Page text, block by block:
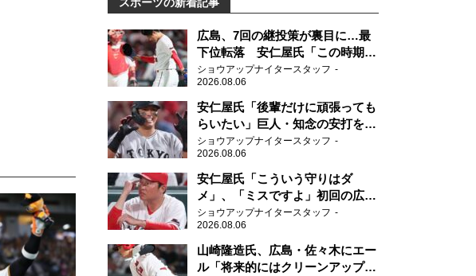
広島、7回の継投策が裏目に…最
下位転落 安仁屋氏「この時期に
来て勉強はない」
ショウアップナイタースタッフ
2026.08.06
安仁屋氏「後輩だけに頑張っても
らいたい」巨人・知念の安打を喜
ぶ
ショウアップナイタースタッフ
2026.08.06
安仁屋氏「こういう守りはダ
メ」、「ミスですよ」初回の広島
の守備に苦言
ショウアップナイタースタッフ
2026.08.06
山崎隆造氏、広島・佐々木にエー
ル「将来的にはクリーンアップを